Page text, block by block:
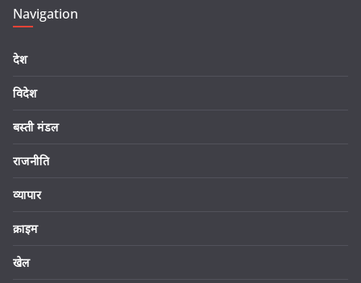
Navigation
देश
विदेश
बस्ती मंडल
राजनीति
व्यापार
क्राइम
खेल